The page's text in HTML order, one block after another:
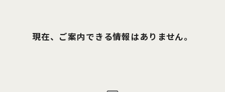
現在、ご案内できる情報はありません。